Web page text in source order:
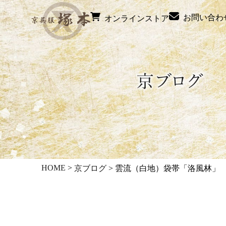
オンラインストア お問い合わ
HOME > 京ブログ > 雲流（白地）袋帯「洛風林」